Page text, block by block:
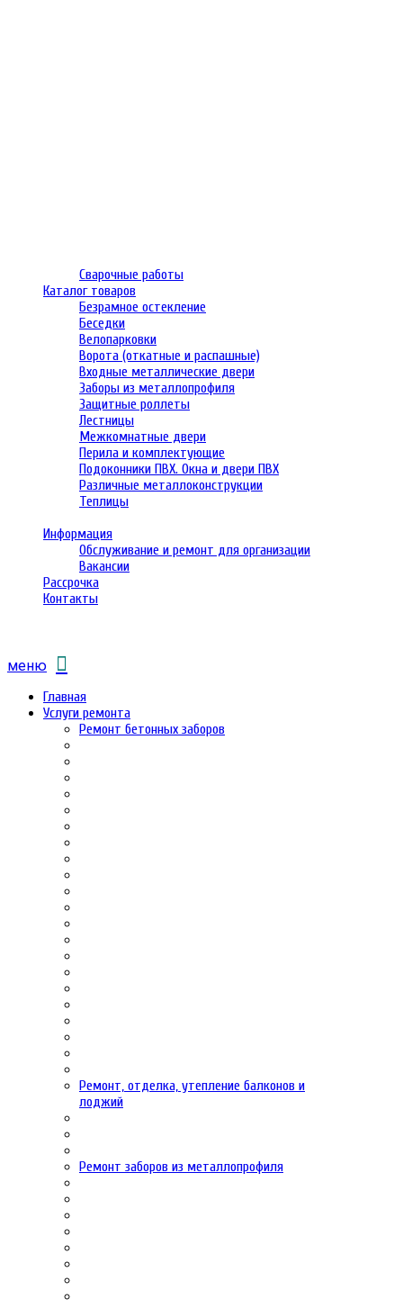
Сварочные работы
Каталог товаров
Безрамное остекление
Беседки
Велопарковки
Ворота (откатные и распашные)
Входные металлические двери
Заборы из металлопрофиля
Защитные роллеты
Лестницы
Межкомнатные двери
Перила и комплектующие
Подоконники ПВХ. Окна и двери ПВХ
Различные металлоконструкции
Теплицы
Информация
Обслуживание и ремонт для организации
Вакансии
Рассрочка
Контакты
меню
Главная
Услуги ремонта
Ремонт бетонных заборов
Ремонт, отделка, утепление балконов и
лоджий
Ремонт заборов из металлопрофиля